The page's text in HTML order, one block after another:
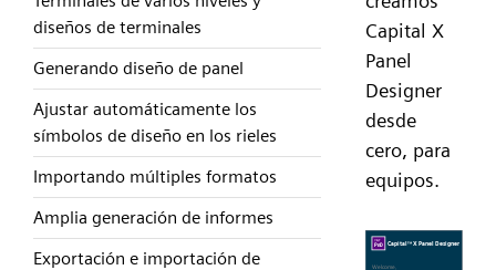
diseños de terminales
Generando diseño de panel
Ajustar automáticamente los
símbolos de diseño en los rieles
Importando múltiples formatos
Amplia generación de informes
Exportación e importación de
Capital X
Panel
Designer
desde
cero, para
equipos.